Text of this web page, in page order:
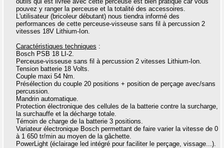
pouvez y ranger la perceuse et la totalité des accessoires.
L'utilisateur (bricoleur débutant) nous tiendra informé des
performances de cette perceuse-visseuse sans fil à percussion 2
vitesses 18V Lithium-Ion.
Caractéristiques techniques :
Bosch PSB 18 LI-2.
Perceuse-visseuse sans fil à percussion 2 vitesses Lithium-Ion.
Tension batterie 18 Volts.
Couple maxi 54 Nm.
Présélection du couple 20 positions + position de perçage avec/sans
percussion.
Mandrin automatique.
Protection électronique des cellules de la batterie contre la surcharge,
la surchauffe et la décharge totale.
Témoin de charge de la batterie 3 positions.
Variateur électronique Bosch permettant de faire varier la vitesse de 0
à 1 650 tr/min au moyen de la gâchette.
PowerLight (éclairage led intégré pour faciliter le perçage, vissage...).